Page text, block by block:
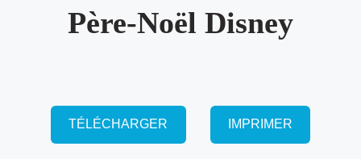
Père-Noël Disney
TÉLÉCHARGER IMPRIMER